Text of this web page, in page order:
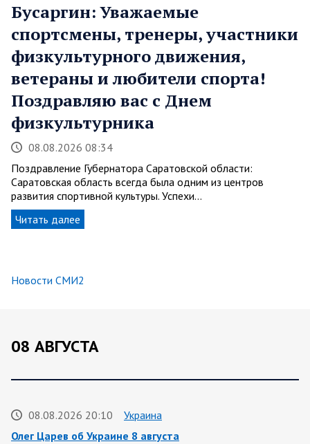
Бусаргин: Уважаемые
спортсмены, тренеры, участники
физкультурного движения,
ветераны и любители спорта!
Поздравляю вас с Днем
физкультурника
08.08.2026 08:34
Поздравление Губернатора Саратовской области:
Саратовская область всегда была одним из центров
развития спортивной культуры. Успехи…
Читать далее
Новости СМИ2
08 АВГУСТА
08.08.2026 20:10
Украина
Олег Царев об Украине 8 августа